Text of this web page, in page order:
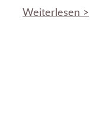
Weiterlesen >